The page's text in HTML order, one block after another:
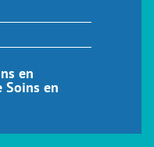
en
Soins en